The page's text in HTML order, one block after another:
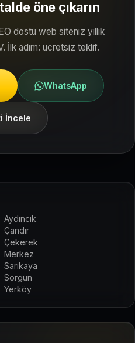
öne çıkarın
dostu web siteniz yıllık
İlk adım: ücretsiz teklif.
WhatsApp
İncele
Aydıncık
Çandır
Çekerek
Merkez
Sarıkaya
Sorgun
Yerköy